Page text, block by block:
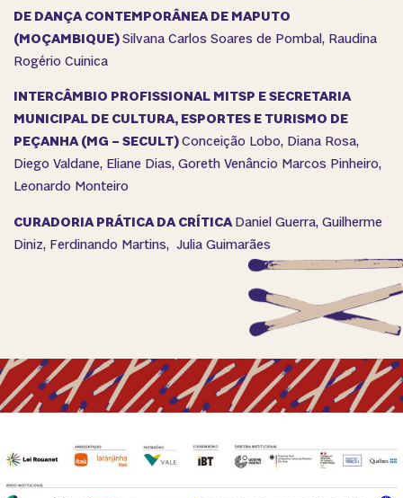
DE DANÇA CONTEMPORÂNEA DE MAPUTO
(MOÇAMBIQUE)Silvana Carlos Soares de Pombal, Raudina
Rogério Cuinica
INTERCÂMBIO PROFISSIONAL MITSP E SECRETARIA
MUNICIPAL DE CULTURA, ESPORTES E TURISMO DE
PEÇANHA (MG – SECULT)Conceição Lobo, Diana Rosa,
Diego Valdane, Eliane Dias, Goreth Venâncio Marcos Pinheiro,
Leonardo Monteiro
CURADORIA PRÁTICA DA CRÍTICADaniel Guerra, Guilherme
Diniz, Ferdinando Martins, Julia Guimarães